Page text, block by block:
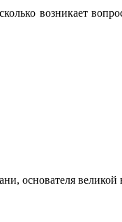
возникает
основателя